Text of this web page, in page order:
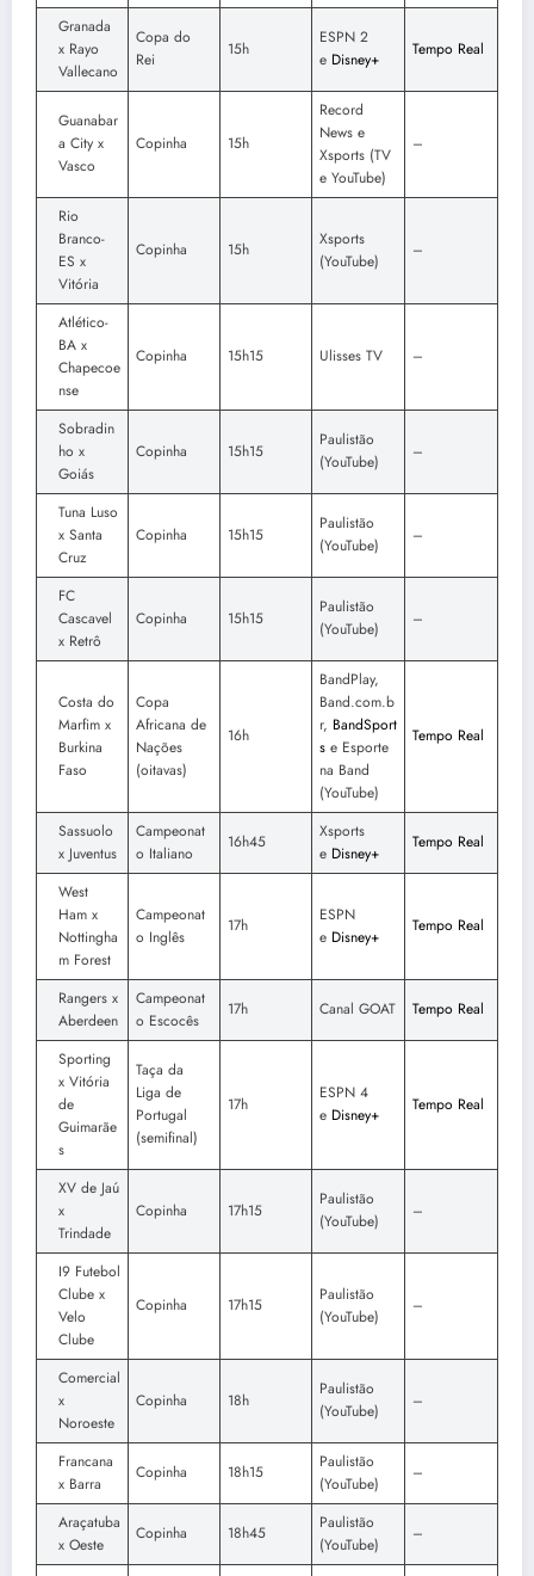
Granada
x Rayo
Vallecano
Copa do
Rei
15h
ESPN 2
e Disney+ Tempo Real
Guanabar
a City x
Vasco
Copinha 15h
Record
News e
Xsports (TV
e YouTube)
–
Rio
Branco-
ES x
Vitória
Copinha 15h
Xsports
(YouTube)
–
Atlético-
BA x
Chapecoe
nse
Copinha 15h15 Ulisses TV –
Sobradin
ho x
Goiás
Copinha 15h15
Paulistão
(YouTube)
–
Tuna Luso
x Santa
Cruz
Copinha 15h15
Paulistão
(YouTube)
–
FC
Cascavel
x Retrô
Copinha 15h15
Paulistão
(YouTube)
–
Costa do
Marfim x
Burkina
Faso
Copa
Africana de
Nações
(oitavas)
16h
BandPlay,
Band.com.b
r, BandSport
s e Esporte
na Band
(YouTube)
Tempo Real
Sassuolo
x Juventus
Campeonat
o Italiano
16h45
Xsports
e Disney+
Tempo Real
West
Ham x
Nottingha
m Forest
Campeonat
o Inglês
17h
ESPN
e Disney+
Tempo Real
Rangers x
Aberdeen
Campeonat
o Escocês
17h Canal GOAT Tempo Real
Sporting
x Vitória
de
Guimarãe
s
Taça da
Liga de
Portugal
(semifinal)
17h
ESPN 4
e Disney+ Tempo Real
XV de Jaú
x
Trindade
Copinha 17h15
Paulistão
(YouTube)
–
I9 Futebol
Clube x
Velo
Clube
Copinha 17h15
Paulistão
(YouTube)
–
Comercial
x
Noroeste
Copinha 18h
Paulistão
(YouTube)
–
Francana
x Barra
Copinha 18h15
Paulistão
(YouTube)
–
Araçatuba
x Oeste
Copinha 18h45
Paulistão
(YouTube)
–